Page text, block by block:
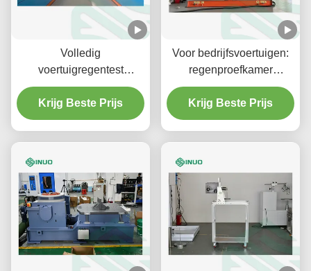
Volledig
voertuigregentest
Autoverzegelingsbetrouwbaarheidstest
Regensimulatieapparatuur
Krijg Beste Prijs
Voor bedrijfsvoertuigen:
regenproefkamer
watersproeibooth voor
bus-personenauto's
Krijg Beste Prijs